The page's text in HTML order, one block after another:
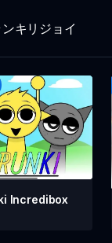
キリジョイ
Incredibox